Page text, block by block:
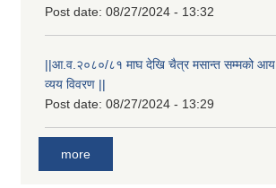
Post date: 08/27/2024 - 13:32
||आ.व.२०८०/८१ माघ देखि चैत्र मसान्त सम्मको आय
व्यय विवरण ||
Post date: 08/27/2024 - 13:29
more